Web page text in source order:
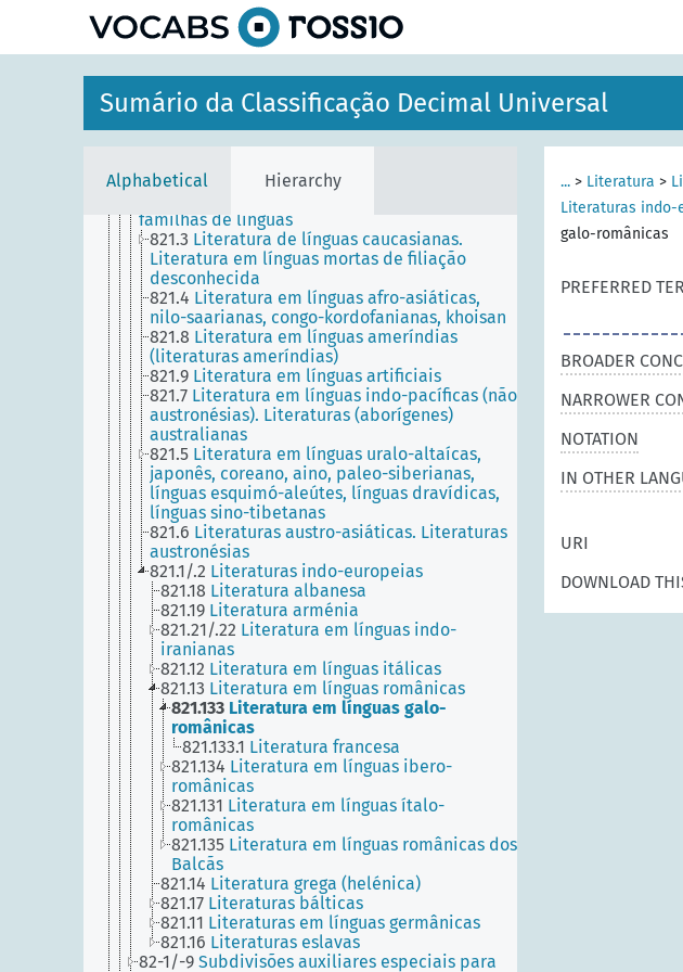
Sumário da Classificação Decimal Universal
Alphabetical Hierarchy
CIÊNCIA E CONHECIMENTO. ORGANIZAÇÃO.
INFORMÁTICA. INFORMAÇÃO. DOCUMENTAÇÃO.
BIBLIOTECONOMIA. INSTITUIÇÕES. PUBLICAÇÕES
3 CIÊNCIAS SOCIAIS
1 FILOSOFIA. PSICOLOGIA
GEOGRAFIA. BIOGRAFIA. HISTÓRIA
LÍNGUA. LINGUÍSTICA. LITERATURA
82 Literatura
familhas de línguas
821.3 Literatura de línguas caucasianas.
Literatura em línguas mortas de filiação
desconhecida
821.4 Literatura em línguas afro-asiáticas,
nilo-saarianas, congo-kordofanianas, khoisan
821.8 Literatura em línguas ameríndias
(literaturas ameríndias)
821.9 Literatura em línguas artificiais
821.7 Literatura em línguas indo-pacíficas (não
austronésias). Literaturas (aborígenes)
australianas
821.5 Literatura em línguas uralo-altaícas,
japonês, coreano, aino, paleo-siberianas,
línguas esquimó-aleútes, línguas dravídicas,
línguas sino-tibetanas
821.6 Literaturas austro-asiáticas. Literaturas
austronésias
821.1/.2 Literaturas indo-europeias
821.18 Literatura albanesa
821.19 Literatura arménia
821.21/.22 Literatura em línguas indo-
iranianas
821.12 Literatura em línguas itálicas
821.13 Literatura em línguas românicas
821.133 Literatura em línguas galo-
românicas
821.133.1 Literatura francesa
821.134 Literatura em línguas ibero-
românicas
821.131 Literatura em línguas ítalo-
românicas
821.135 Literatura em línguas românicas dos
Balcãs
821.14 Literatura grega (helénica)
821.17 Literaturas bálticas
821.11 Literaturas em línguas germânicas
821.16 Literaturas eslavas
82-1/-9 Subdivisões auxiliares especiais para
... > Literatura >
Literaturas indo-
galo-românicas
PREFERRED
BROADER
NARROWER
NOTATION
IN OTHER
URI
DOWNLOAD